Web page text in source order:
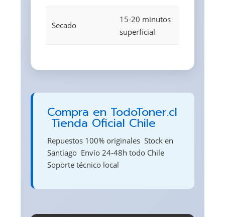
Secado
15-20 minutos
superficial
Compra en TodoToner.cl
 Tienda Oficial Chile
Repuestos 100% originales  Stock en
Santiago  Envío 24-48h todo Chile 
Soporte técnico local